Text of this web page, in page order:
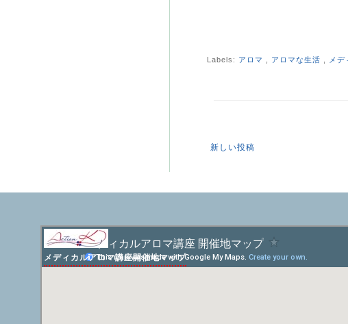
Labels: アロマ アロマな生活 メ
新しい投稿
メディカルアロマ講座開催地マップ